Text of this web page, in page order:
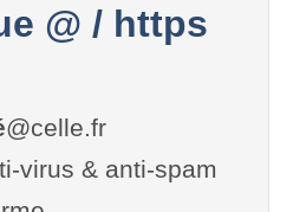
@ / https
@celle.fr
virus & anti-spam